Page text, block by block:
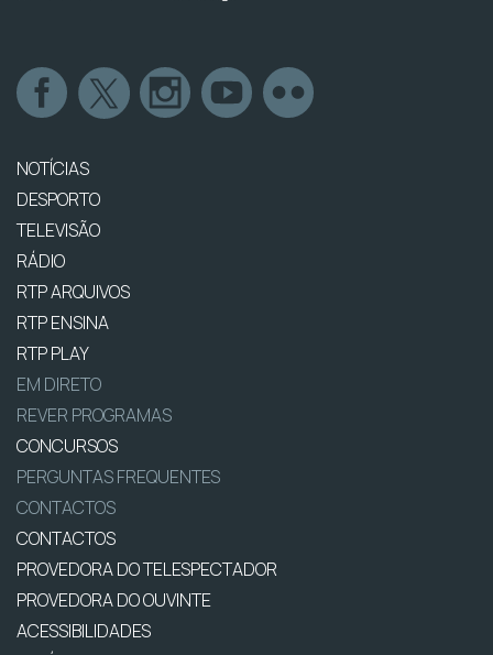
NOTÍCIAS
DESPORTO
TELEVISÃO
RÁDIO
RTP ARQUIVOS
RTP ENSINA
RTP PLAY
EM DIRETO
REVER PROGRAMAS
CONCURSOS
PERGUNTAS FREQUENTES
CONTACTOS
CONTACTOS
PROVEDORA DO TELESPECTADOR
PROVEDORA DO OUVINTE
ACESSIBILIDADES